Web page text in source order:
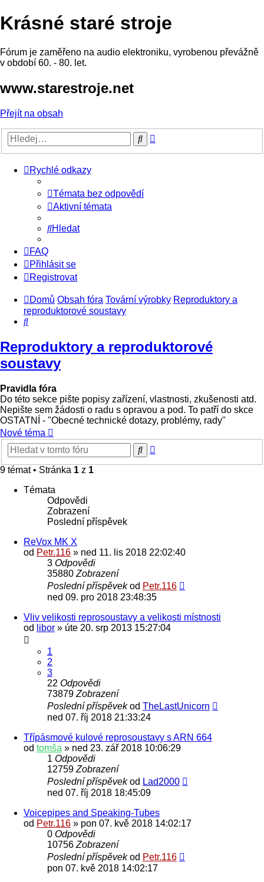
Krásné staré stroje
Fórum je zaměřeno na audio elektroniku, vyrobenou převážně
v období 60. - 80. let.
www.starestroje.net
Přejít na obsah
Hledat
Rychlé odkazy
Témata bez odpovědí
Aktivní témata
Hledat
FAQ
Přihlásit se
Registrovat
Domů Obsah fóra Tovární výrobky Reproduktory a
reproduktorové soustavy
Hledat
Reproduktory a reproduktorové
soustavy
Pravidla fóra
Do této sekce pište popisy zařízení, vlastnosti, zkušenosti atd.
Nepište sem žádosti o radu s opravou a pod. To patří do skce
OSTATNÍ - "Obecné technické dotazy, problémy, rady"
Nové téma
Hledat
9 témat • Stránka 1 z 1
Témata
Odpovědi
Zobrazení
Poslední příspěvek
ReVox MK X
od Petr.116 » ned 11. lis 2018 22:02:40
3 Odpovědi
35880 Zobrazení
Poslední příspěvekod Petr.116
ned 09. pro 2018 23:48:35
Vliv velikosti reprosoustavy a velikosti místnosti
od
libor » úte 20. srp 2013 15:27:04
1
2
3
22 Odpovědi
73879 Zobrazení
Poslední příspěvekod TheLastUnicorn
ned 07. říj 2018 21:33:24
Třípásmové kulové reprosoustavy s ARN 664
od tomša » ned 23. zář 2018 10:06:29
1 Odpovědi
12759 Zobrazení
Poslední příspěvekod Lad2000
ned 07. říj 2018 18:45:09
Voicepipes and Speaking-Tubes
od Petr.116 » pon 07. kvě 2018 14:02:17
0 Odpovědi
10756 Zobrazení
Poslední příspěvekod Petr.116
pon 07. kvě 2018 14:02:17